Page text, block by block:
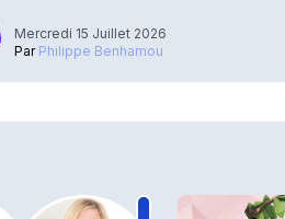
Mercredi 15 Juillet 2026
Par Philippe Benhamou